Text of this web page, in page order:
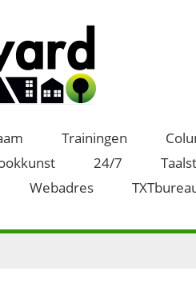
Trainingen
24/7
Webadres